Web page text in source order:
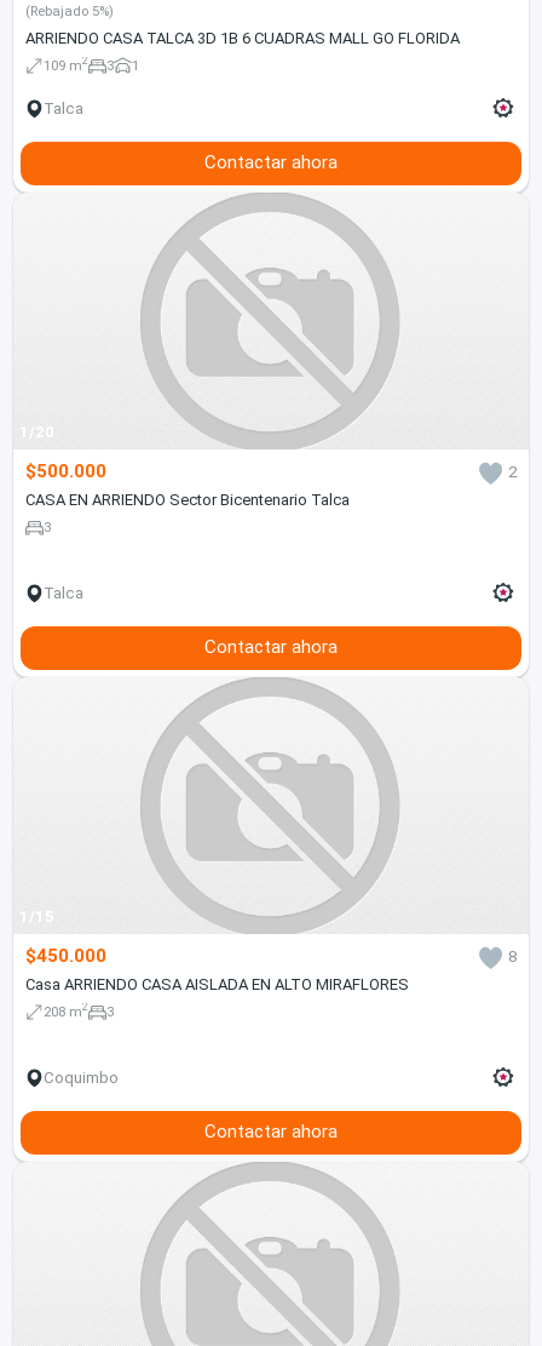
(Rebajado 5%)
ARRIENDO CASA TALCA 3D 1B 6 CUADRAS MALL GO FLORIDA
109 m2 3 1
Talca
Contactar ahora
1/20
$500.000
2
CASA EN ARRIENDO Sector Bicentenario Talca
3
Talca
Contactar ahora
1/15
$450.000
8
Casa ARRIENDO CASA AISLADA EN ALTO MIRAFLORES
208 m2 3
Coquimbo
Contactar ahora